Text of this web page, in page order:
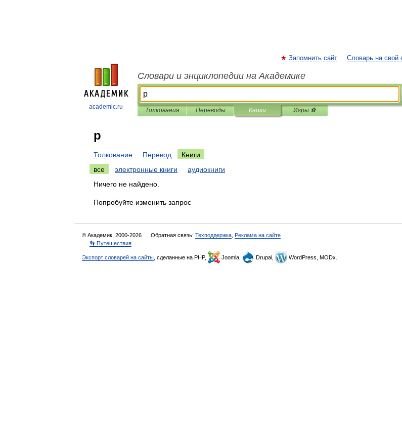
academic.ru
Запомнить сайт Словарь на свой
Словари и энциклопедии на Академике
Толкования Переводы Книги Игры ⚽
р
Толкование Перевод
Книги
все
электронные книги
аудиокниги
Ничего не найдено.
Попробуйте изменить запрос
© Академик, 2000-2026 Обратная связь: Техподдержка Реклама на сайте
👣 Путешествия
Экспорт словарей на сайты , сделанные на PHP, Joomla, Drupal, WordPress, MODx.